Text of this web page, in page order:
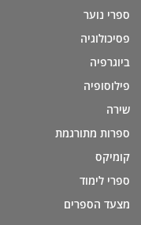
ספרי נוער
פסיכולוגיה
ביוגרפיה
פילוסופיה
שירה
ספרות מתורגמת
קומיקס
ספרי לימוד
מצעד הספרים